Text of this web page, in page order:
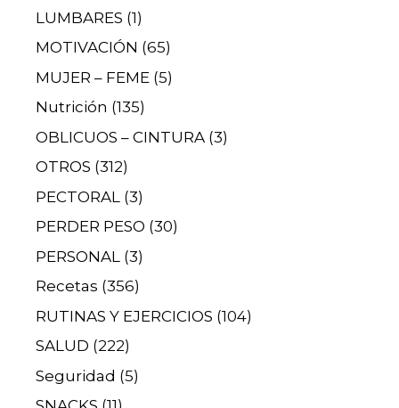
LUMBARES (1)
MOTIVACIÓN (65)
MUJER – FEME (5)
Nutrición (135)
OBLICUOS – CINTURA (3)
OTROS (312)
PECTORAL (3)
PERDER PESO (30)
PERSONAL (3)
Recetas (356)
RUTINAS Y EJERCICIOS (104)
SALUD (222)
Seguridad (5)